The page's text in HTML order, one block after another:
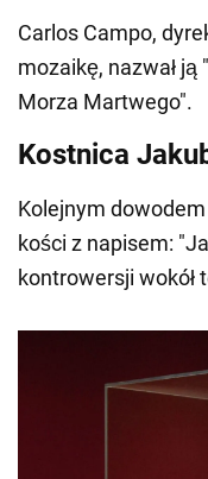
Carlos Campo,
mozaikę, nazwał
Morza Martwego".
Kostnica
Kolejnym dowodem
kości z napisem:
kontrowersji wokół